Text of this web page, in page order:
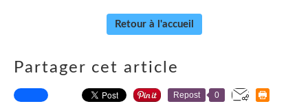
Retour à l'accueil
Partager cet article
Repost 0